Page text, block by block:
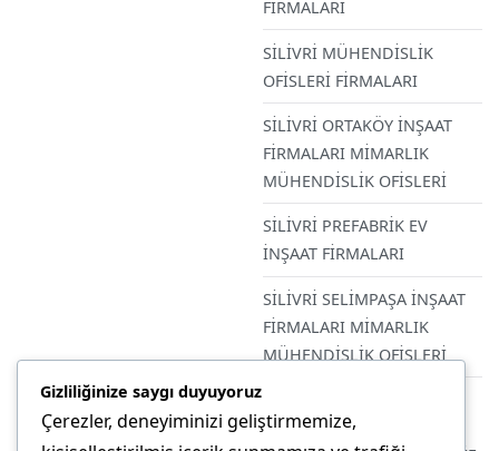
FİRMALARI
SİLİVRİ MÜHENDİSLİK
OFİSLERİ FİRMALARI
SİLİVRİ ORTAKÖY İNŞAAT
FİRMALARI MİMARLIK
MÜHENDİSLİK OFİSLERİ
SİLİVRİ PREFABRİK EV
İNŞAAT FİRMALARI
SİLİVRİ SELİMPAŞA İNŞAAT
FİRMALARI MİMARLIK
MÜHENDİSLİK OFİSLERİ
BETONARME + ÇELİK +
Gizliliğinize saygı duyuyoruz
Çerezler, deneyiminizi geliştirmemize,